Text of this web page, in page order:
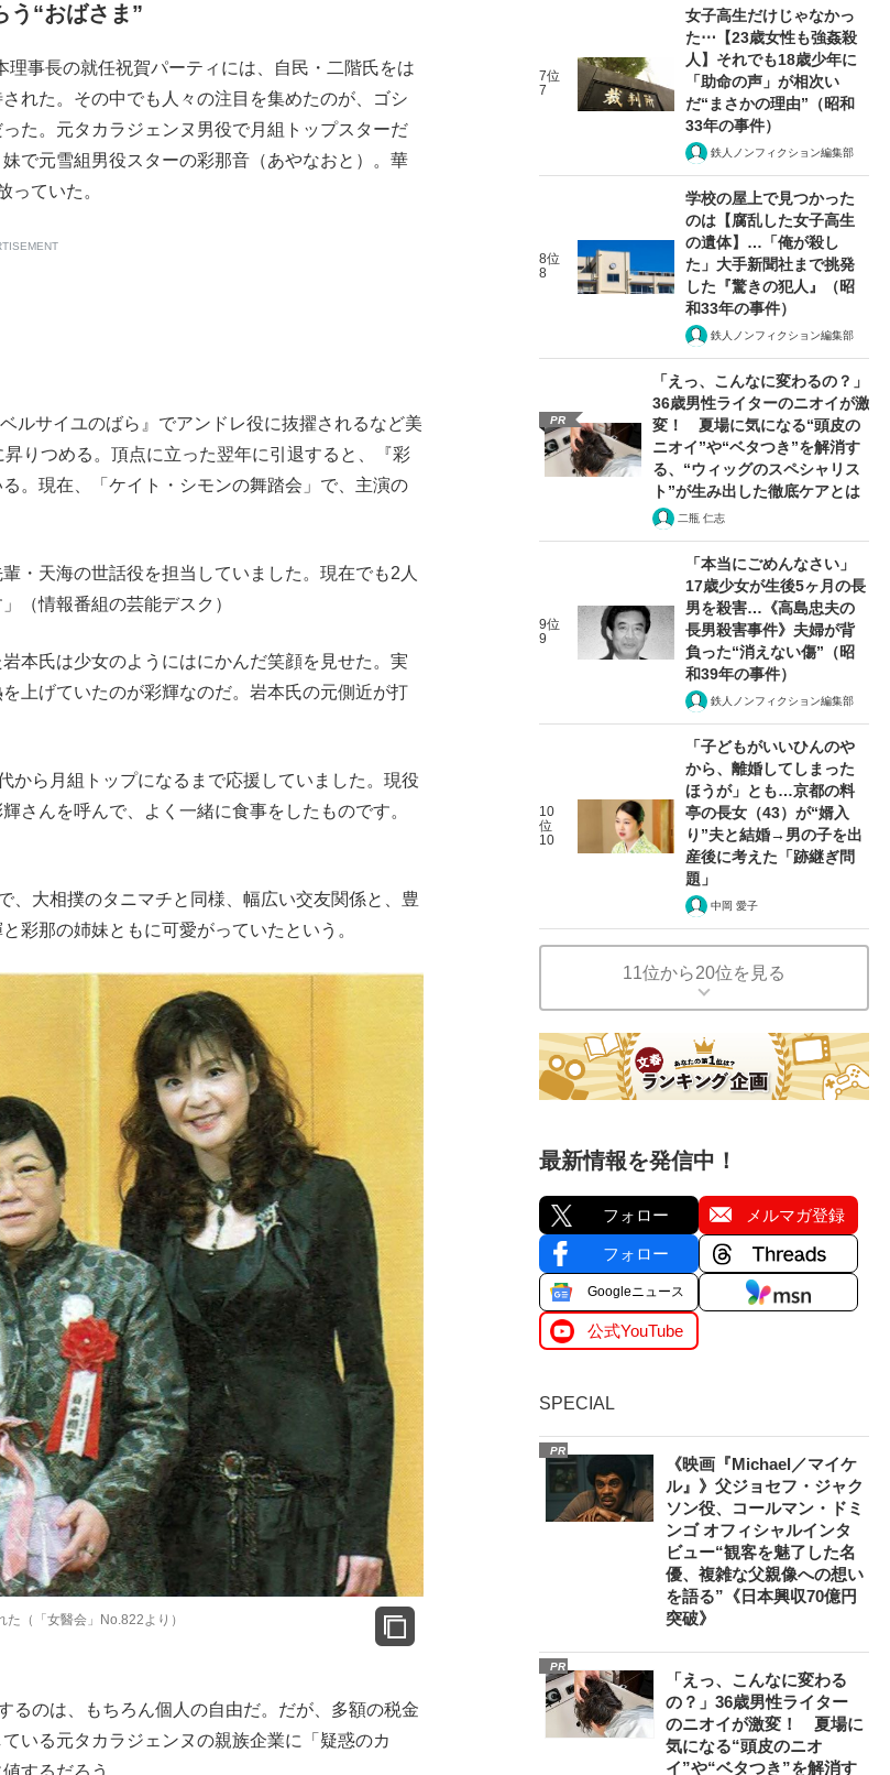
う“おばさま”
事長の就任祝賀パーティには、自民・二階氏をは
れた。その中でも人々の注目を集めたのが、ゴシ
た。元タカラジェンヌ男役で月組トップスターだ
で元雪組男役スターの彩那音（あやなおと）。華
っていた。
サイユのばら』でアンドレ役に抜擢されるなど美
りつめる。頂点に立った翌年に引退すると、『彩
。現在、「ケイト・シモンの舞踏会」で、主演の
・天海の世話役を担当していました。現在でも2人
（情報番組の芸能デスク）
本氏は少女のようにはにかんだ笑顔を見せた。実
上げていたのが彩輝なのだ。岩本氏の元側近が打
から月組トップになるまで応援していました。現役
さんを呼んで、よく一緒に食事をしたものです。
、大相撲のタニマチと同様、幅広い交友関係と、豊
彩那の姉妹ともに可愛がっていたという。
（「女醫会」No.822より）
るのは、もちろん個人の自由だ。だが、多額の税金
いる元タカラジェンヌの親族企業に「疑惑のカ
7位
7
女子高生だけじゃなかっ
た⋯【23歳女性も強姦殺
人】それでも18歳少年に
「助命の声」が相次い
だ“まさかの理由”（昭和
33年の事件）
鉄人ノンフィクション編集部
8位
8
学校の屋上で見つかった
のは【腐乱した女子高生
の遺体】…「俺が殺し
た」大手新聞社まで挑発
した『驚きの犯人』（昭
和33年の事件）
鉄人ノンフィクション編集部
PR
「えっ、こんなに変わるの？」
36歳男性ライターのニオイが激
変！ 夏場に気になる“頭皮の
ニオイ”や“ベタつき”を解消す
る、“ウィッグのスペシャリス
ト”が生み出した徹底ケアとは
二瓶 仁志
9位
9
「本当にごめんなさい」
17歳少女が生後5ヶ月の長
男を殺害…《高島忠夫の
長男殺害事件》夫婦が背
負った“消えない傷”（昭
和39年の事件）
鉄人ノンフィクション編集部
10
位
10
「子どもがいいひんのや
から、離婚してしまった
ほうが」とも…京都の料
亭の長女（43）が“婿入
り”夫と結婚→男の子を出
産後に考えた「跡継ぎ問
題」
中岡 愛子
11位から20位を見る
最新情報を発信中！
フォロー メルマガ登録
フォロー
Googleニュース
公式YouTube
SPECIAL
PR
《映画『Michael／マイケ
ル』》父ジョセフ・ジャク
ソン役、コールマン・ドミ
ンゴ オフィシャルインタ
ビュー“観客を魅了した名
優、複雑な父親像への想い
を語る”《日本興収70億円
突破》
PR
「えっ、こんなに変わる
の？」36歳男性ライター
のニオイが激変！ 夏場に
気になる“頭皮のニオ
イ”や“ベタつき”を解消す